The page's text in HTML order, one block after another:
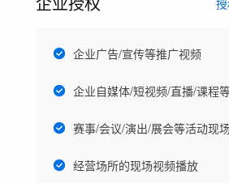
企业广告/宣传等推广视频
企业自媒体/短视频/直播/课程
赛事/会议/演出/展会等活动现
经营场所的现场视频播放